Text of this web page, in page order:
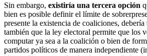
Sin embargo, existiría una tercera opción
bien es posible definir el límite de
presente la existencia de coaliciones, debería
también que la ley electoral permite que los
computar ya sea a la coalición o bien de
partidos políticos de manera independiente